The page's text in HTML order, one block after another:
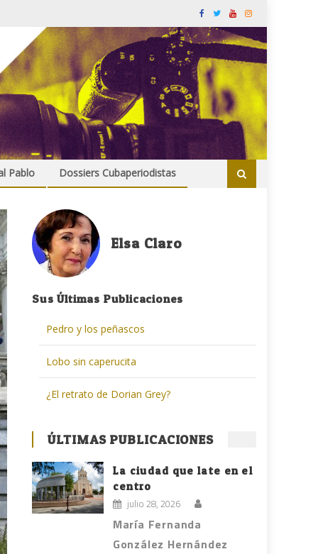
Pablo Dossiers Cubaperiodistas
Elsa Claro
Sus Últimas Publicaciones
Pedro y los peñascos
Lobo sin caperucita
¿El retrato de Dorian Grey?
ÚLTIMAS PUBLICACIONES
La ciudad que late en el
centro
julio 28, 2026
María Fernanda
González Hernández